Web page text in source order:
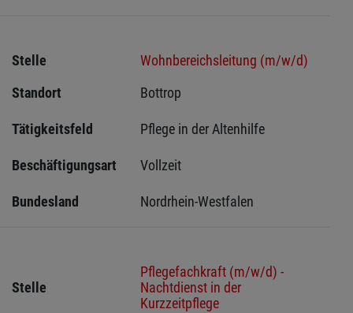
Stelle
Wohnbereichsleitung (m/w/d)
Standort
Bottrop
Tätigkeitsfeld Pflege in der Altenhilfe
Beschäftigungsart Vollzeit
Bundesland Nordrhein-Westfalen
Stelle
Pflegefachkraft (m/w/d) -
Nachtdienst in der
Kurzzeitpflege